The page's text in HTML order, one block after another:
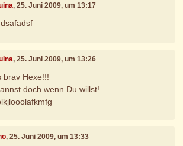
, 25. Juni 2009, um 13:17
, 25. Juni 2009, um 13:26
brav Hexe!!!
doch wenn Du willst!
, 25. Juni 2009, um 13:33